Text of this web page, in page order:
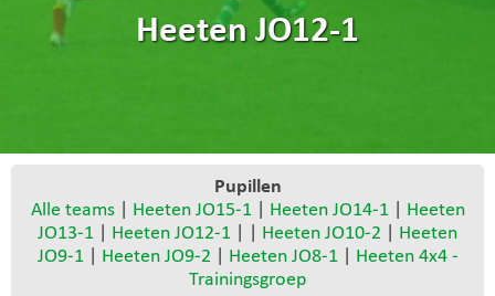
Heeten JO12-1
Pupillen
Alle teams| Heeten JO15-1| Heeten JO14-1|
Heeten
JO13-1
Heeten JO12-1 Heeten JO10-2
Heeten
JO9-1| Heeten JO9-2 Heeten JO8-1|
Heeten 4x4 -
Trainingsgroep